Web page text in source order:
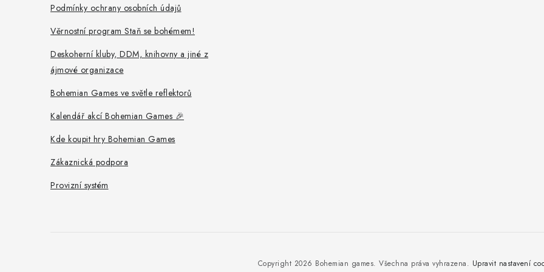
Podmínky ochrany osobních údajů
Věrnostní program Staň se bohémem!
Deskoherní kluby, DDM, knihovny a jiné z
ájmové organizace
Bohemian Games ve světle reflektorů
Kalendář akcí Bohemian Games 🎉
Kde koupit hry Bohemian Games
Zákaznická podpora
Provizní systém
Copyright 2026 Bohemian games. Všechna práva vyhrazena. Upravit nastavení